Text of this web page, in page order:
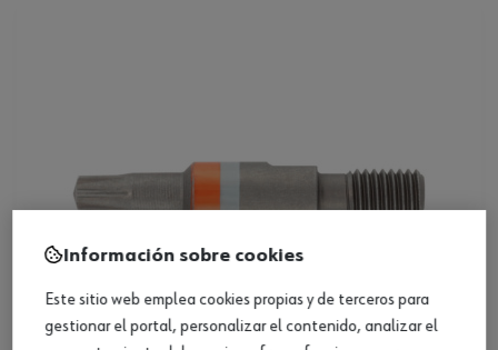
Información sobre cookies
Este sitio web emplea cookies propias y de terceros para
gestionar el portal, personalizar el contenido, analizar el